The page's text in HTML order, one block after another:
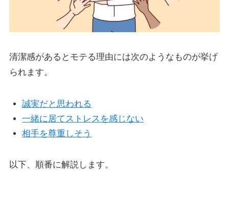
清潔感があるとモテる理由には次のようなものが挙げ
られます。
誠実だと思われる
一緒に居てストレスを感じない
相手を尊重しそう
以下、順番に解説します。